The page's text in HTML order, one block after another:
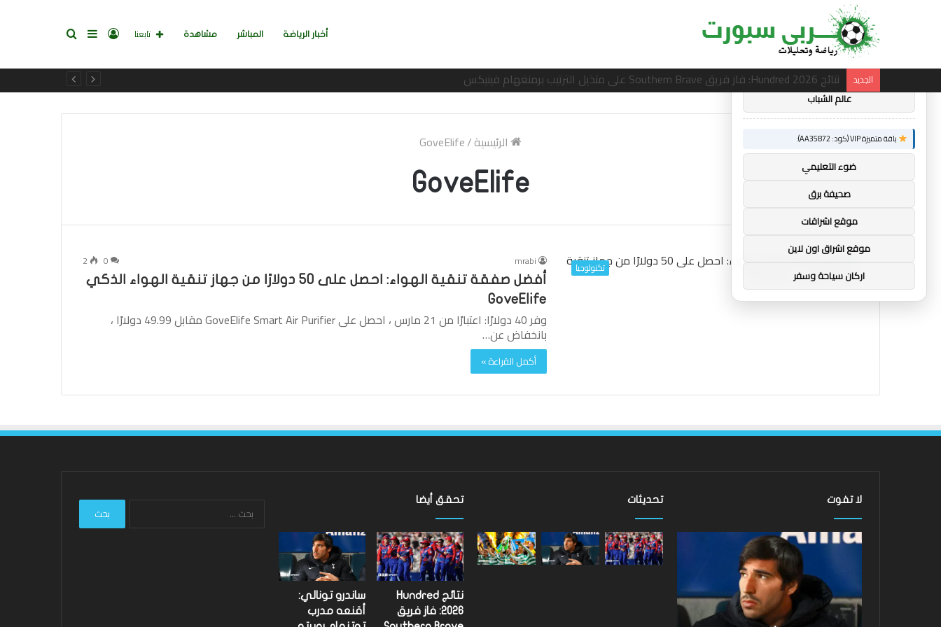
أخبار الرياضة المباشر مشاهدة بحثإضافةتسجيل تابعنا
الجديد ساندرو تونالي: أقنعه مدرب توتنهام روبرتو دي زيربي بسرعة بالتوقيع
الرئيسية/
GoveElife
GoveElife
تكنولوجيا mrabi
0
2
أفضل صفقة تنقية الهواء: احصل على 50 دولارًا من جهاز تنقية الهواء الذكي
GoveElife
وفر 40 دولارًا: اعتبارًا من 21 مارس ، احصل على GoveElife Smart Air Purifier مقابل 49.99 دولارًا ،
بانخفاض عن…
أكمل القراءة »
لا تفوت
ساندرو
توتنهام
روبرتو
لقد
عادت
الدوري
ألعاب
الكومنولث
الإنجليزية
إيميلي
ليفربول:
هارفي
إليوت
مستعد
لاغتنام
تحديثات تحقق أيضا
نتائج Hundred
2026: فاز فريق
ساندرو تونالي:
أقنعه مدرب
البحث
توصيات : ×
باقة متميزة VIP (كود: AA86842):
عالم الشباب
باقة متميزة VIP (كود: AA35872):
ضوء التعليمي
صحيفة برق
موقع اشراقات
موقع اشراق اون لاين
اركان سياحة وسفر